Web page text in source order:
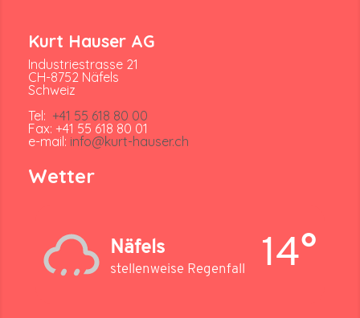
Kurt Hauser AG
Industriestrasse 21
CH-8752 Näfels
Schweiz
Tel: +41 55 618 80 00
Fax: +41 55 618 80 01
e-mail: info@kurt-hauser.ch
Wetter
Näfels
stellenweise Regenfall 14°